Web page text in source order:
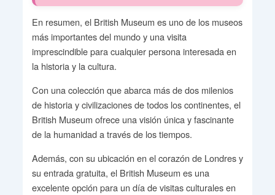
En resumen, el British Museum es uno de los museos
más importantes del mundo y una visita
imprescindible para cualquier persona interesada en
la historia y la cultura.
Con una colección que abarca más de dos milenios
de historia y civilizaciones de todos los continentes, el
British Museum ofrece una visión única y fascinante
de la humanidad a través de los tiempos.
Además, con su ubicación en el corazón de Londres y
su entrada gratuita, el British Museum es una
excelente opción para un día de visitas culturales en